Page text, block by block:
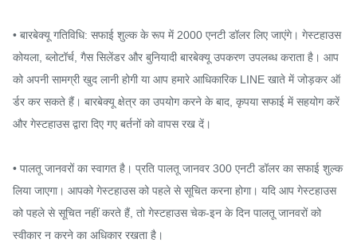
• बारबेक्यू गतिविधि: सफाई शुल्क के रूप में 2000 एनटी डॉलर लिए जाएंगे। गेस्टहाउस
कोयला, ब्लोटॉर्च, गैस सिलेंडर और बुनियादी बारबेक्यू उपकरण उपलब्ध कराता है। आप
को अपनी सामग्री खुद लानी होगी या आप हमारे आधिकारिक LINE खाते में जोड़कर ऑ
र्डर कर सकते हैं। बारबेक्यू क्षेत्र का उपयोग करने के बाद, कृपया सफाई में सहयोग करें
और गेस्टहाउस द्वारा दिए गए बर्तनों को वापस रख दें।
• पालतू जानवरों का स्वागत है। प्रति पालतू जानवर 300 एनटी डॉलर का सफाई शुल्क
लिया जाएगा। आपको गेस्टहाउस को पहले से सूचित करना होगा। यदि आप गेस्टहाउस
को पहले से सूचित नहीं करते हैं, तो गेस्टहाउस चेक-इन के दिन पालतू जानवरों को
स्वीकार न करने का अधिकार रखता है।